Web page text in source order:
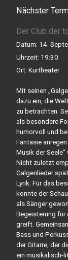
Nächster
Der Club der
Datum: 14.
Uhrzeit: 19:30
Ort: Kurtheater
Mit seinen
dazu ein, die
zu betrachten.
als besondere
humorvoll und
Fantasie
Musik der
Nicht zuletzt
Galgenlieder
Lyrik. Für das
konnte der
als Sänger
Begeisterung für
greift.
Bass und
der Gitarre, der
ein musikalisch-